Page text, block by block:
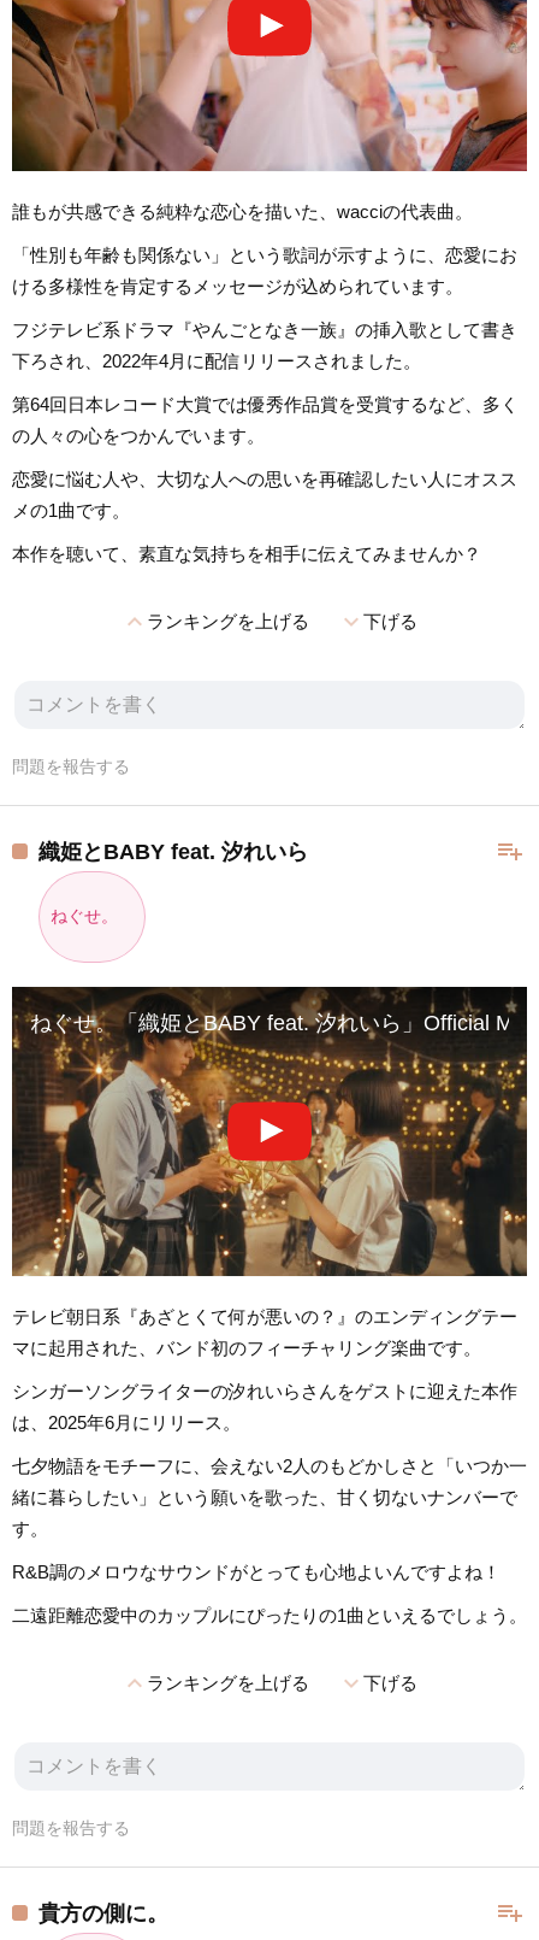
誰もが共感できる純粋な恋心を描いた、wacciの代表曲。
「性別も年齢も関係ない」という歌詞が示すように、恋愛にお
ける多様性を肯定するメッセージが込められています。
フジテレビ系ドラマ『やんごとなき一族』の挿入歌として書き
下ろされ、2022年4月に配信リリースされました。
第64回日本レコード大賞では優秀作品賞を受賞するなど、多く
の人々の心をつかんでいます。
恋愛に悩む人や、大切な人への思いを再確認したい人にオスス
メの1曲です。
本作を聴いて、素直な気持ちを相手に伝えてみませんか？
expand_lessランキングを上げる expand_more下げる
問題を報告する
playlist_add
織姫とBABY feat. 汐れいら
ねぐせ。
ねぐせ。「織姫とBABY feat. 汐れいら」Official
テレビ朝日系『あざとくて何が悪いの？』のエンディングテー
マに起用された、バンド初のフィーチャリング楽曲です。
シンガーソングライターの汐れいらさんをゲストに迎えた本作
は、2025年6月にリリース。
七夕物語をモチーフに、会えない2人のもどかしさと「いつか一
緒に暮らしたい」という願いを歌った、甘く切ないナンバーで
す。
R&B調のメロウなサウンドがとっても心地よいんですよね！
二遠距離恋愛中のカップルにぴったりの1曲といえるでしょう。
expand_lessランキングを上げる expand_more下げる
問題を報告する
playlist_add
貴方の側に。